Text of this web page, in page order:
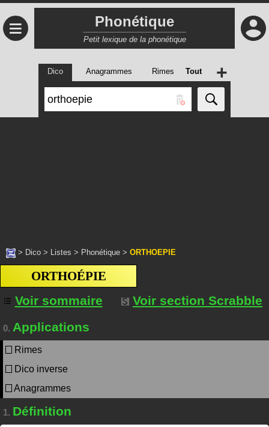
≡ Phonétique
Petit lexique de la phonétique
Dico Anagrammes Rimes Tout +
> Dico > Listes > Phonétique > ORTHOEPIE
ORTHOÉPIE
Voir sommaire
Voir section Scrabble
0. Applications
Rimes
Dico inverse
Anagrammes
1. Définition